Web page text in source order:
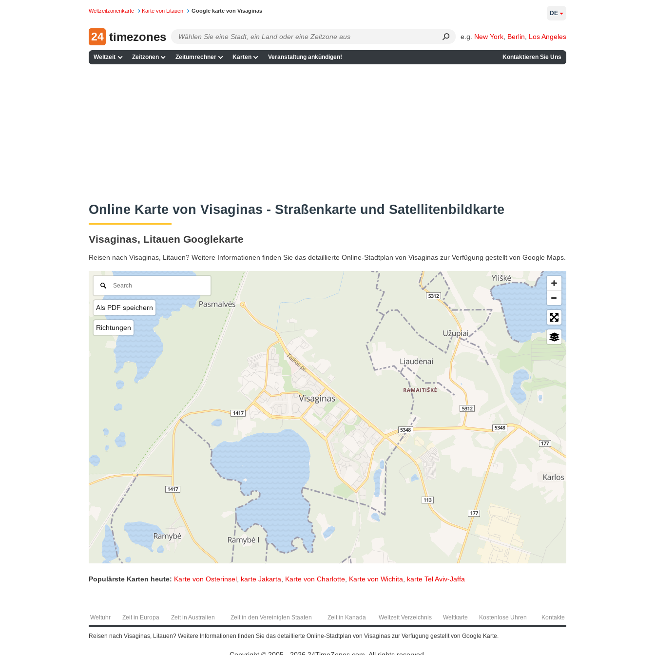
Weltzeitzonenkarte Karte von Litauen Google karte von Visaginas
24 timezones e.g. New York Berlin Los Angeles
Weltzeit Zeitzonen Zeitumrechner Karten Veranstaltung ankündigen! Kontaktieren Sie Uns
DE
Online Karte von Visaginas - Straßenkarte und Satellitenbildkarte
Visaginas, Litauen Googlekarte
Reisen nach Visaginas, Litauen? Weitere Informationen finden Sie das detaillierte Online-Stadtplan von Visaginas zur Verfügung gestellt von Google Maps.
Als PDF speichern
Richtungen
Populärste Karten heute: Karte von Osterinsel karte Jakarta Karte von Charlotte Karte von Wichita karte Tel Aviv-Jaffa
Weltuhr Zeit in Europa Zeit in Australien Zeit in den Vereinigten Staaten Zeit in Kanada Weltzeit Verzeichnis Weltkarte Kostenlose Uhren Kontakte
Reisen nach Visaginas, Litauen? Weitere Informationen finden Sie das detaillierte Online-Stadtplan von Visaginas zur Verfügung gestellt von Google Karte.